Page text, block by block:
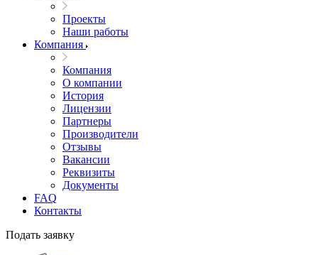
Проекты
Наши работы
Компания
Компания
О компании
История
Лицензии
Партнеры
Производители
Отзывы
Вакансии
Реквизиты
Документы
FAQ
Контакты
Подать заявку